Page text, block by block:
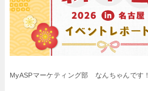
MyASPマーケティング部 なんちゃんです！